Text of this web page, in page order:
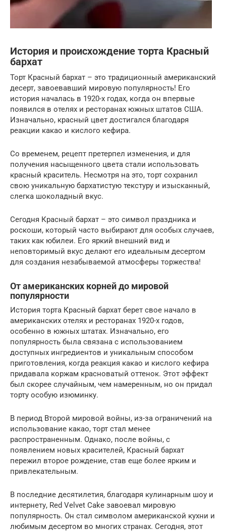
История и происхождение торта Красный
бархат
Торт Красный бархат – это традиционный американский
десерт, завоевавший мировую популярность! Его
история началась в 1920-х годах, когда он впервые
появился в отелях и ресторанах южных штатов США.
Изначально, красный цвет достигался благодаря
реакции какао и кислого кефира.
Со временем, рецепт претерпел изменения, и для
получения насыщенного цвета стали использовать
красный краситель. Несмотря на это, торт сохранил
свою уникальную бархатистую текстуру и изысканный,
слегка шоколадный вкус.
Сегодня Красный бархат – это символ праздника и
роскоши, который часто выбирают для особых случаев,
таких как юбилеи. Его яркий внешний вид и
неповторимый вкус делают его идеальным десертом
для создания незабываемой атмосферы торжества!
От американских корней до мировой
популярности
История торта Красный бархат берет свое начало в
американских отелях и ресторанах 1920-х годов,
особенно в южных штатах. Изначально, его
популярность была связана с использованием
доступных ингредиентов и уникальным способом
приготовления, когда реакция какао и кислого кефира
придавала коржам красноватый оттенок. Этот эффект
был скорее случайным, чем намеренным, но он придал
торту особую изюминку.
В период Второй мировой войны, из-за ограничений на
использование какао, торт стал менее
распространенным. Однако, после войны, с
появлением новых красителей, Красный бархат
пережил второе рождение, став еще более ярким и
привлекательным.
В последние десятилетия, благодаря кулинарным шоу и
интернету, Red Velvet Cake завоевал мировую
популярность. Он стал символом американской кухни и
любимым десертом во многих странах. Сегодня, этот